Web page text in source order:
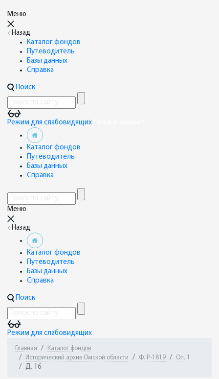
Меню
Назад
Каталог фондов
Путеводитель
Базы данных
Справка
Поиск
Режим для слабовидящих
Каталог фондов
Путеводитель
Базы данных
Справка
Меню
Назад
Каталог фондов
Путеводитель
Базы данных
Справка
Поиск
Режим для слабовидящих
Главная
Каталог фондов
Исторический архив Омской области
Ф. Р-1819 Оп. 1
Д. 16